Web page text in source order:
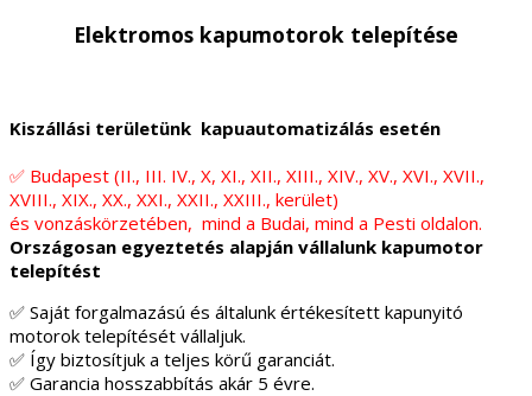
Elektromos kapumotorok telepítése
Kiszállási területünk kapuautomatizálás esetén
✅ Budapest (II., III. IV., X, XI., XII., XIII., XIV., XV., XVI., XVII.,
XVIII., XIX., XX., XXI., XXII., XXIII., kerület)
és vonzáskörzetében, mind a Budai, mind a Pesti oldalon.
Országosan egyeztetés alapján vállalunk kapumotor
telepítést
✅ Saját forgalmazású és általunk értékesített kapunyitó
motorok telepítését vállaljuk.
✅ Így biztosítjuk a teljes körű garanciát.
✅ Garancia hosszabbítás akár 5 évre.